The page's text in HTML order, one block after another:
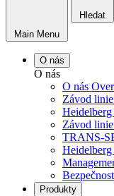
Main Menu
Hledat
O nás
O nás
O nás
Závod
Závod
TRANS-
Produkty